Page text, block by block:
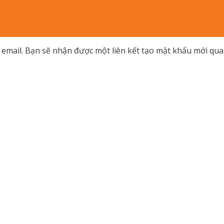
Bạn sẽ nhận được một liên kết tạo mật khẩu mới